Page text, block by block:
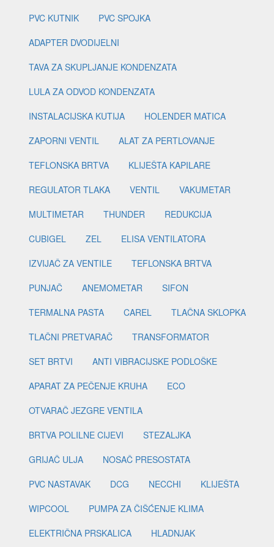
PVC KUTNIK
PVC SPOJKA
ADAPTER DVODIJELNI
TAVA ZA SKUPLJANJE KONDENZATA
LULA ZA ODVOD KONDENZATA
INSTALACIJSKA KUTIJA
HOLENDER MATICA
ZAPORNI VENTIL
ALAT ZA PERTLOVANJE
TEFLONSKA BRTVA
KLIJEŠTA KAPILARE
REGULATOR TLAKA
VENTIL
VAKUMETAR
MULTIMETAR
THUNDER
REDUKCIJA
CUBIGEL
ZEL
ELISA VENTILATORA
IZVIJAČ ZA VENTILE
TEFLONSKA BRTVA
PUNJAČ
ANEMOMETAR
SIFON
TERMALNA PASTA
CAREL
TLAČNA SKLOPKA
TLAČNI PRETVARAČ
TRANSFORMATOR
SET BRTVI
ANTI VIBRACIJSKE PODLOŠKE
APARAT ZA PEČENJE KRUHA
ECO
OTVARAČ JEZGRE VENTILA
BRTVA POLILNE CIJEVI
STEZALJKA
GRIJAČ ULJA
NOSAČ PRESOSTATA
PVC NASTAVAK
DCG NECCHI
KLIJEŠTA
WIPCOOL
PUMPA ZA ČIŠĆENJE KLIMA
ELEKTRIČNA PRSKALICA
HLADNJAK